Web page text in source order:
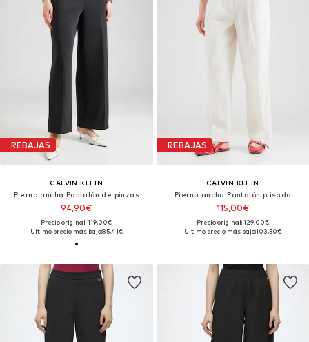
REBAJAS
CALVIN KLEIN
Pierna ancha Pantalón de pinzas
94,90€
Precio original: 119,00€
Último precio más bajo:85,41€
REBAJAS
CALVIN KLEIN
Pierna ancha Pantalón plisado
115,00€
Precio original: 129,00€
Último precio más bajo:103,50€